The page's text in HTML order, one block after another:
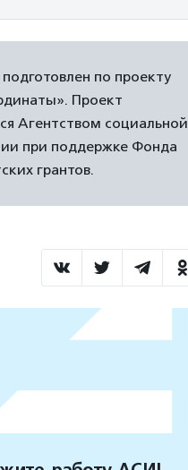
по проекту
Проект
Агентством социальной
при поддержке Фонда
грантов.